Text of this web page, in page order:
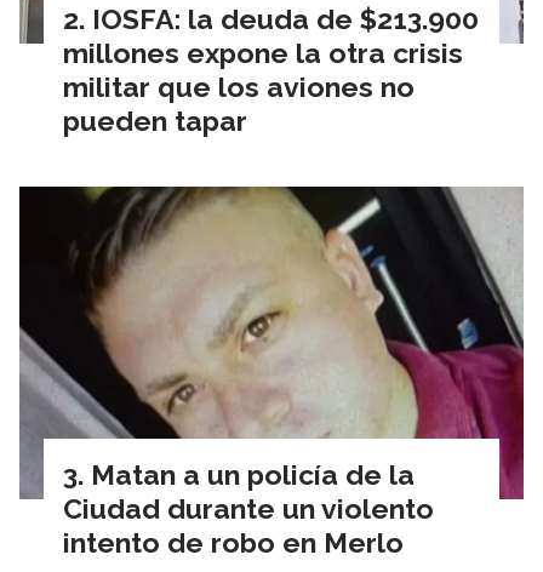
IOSFA: la deuda de $213.900
millones expone la otra crisis
militar que los aviones no
pueden tapar
Matan a un policía de la
Ciudad durante un violento
intento de robo en Merlo